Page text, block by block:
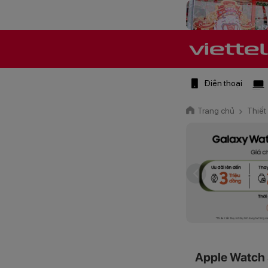
Điện thoại
Trang chủ
Apple Watch